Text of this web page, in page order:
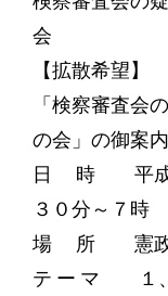
会
【拡散希望】
「検察審査会
の会」の御案内
日 時 平成２
３０分～７時
場 所 憲政
テ ー マ １、